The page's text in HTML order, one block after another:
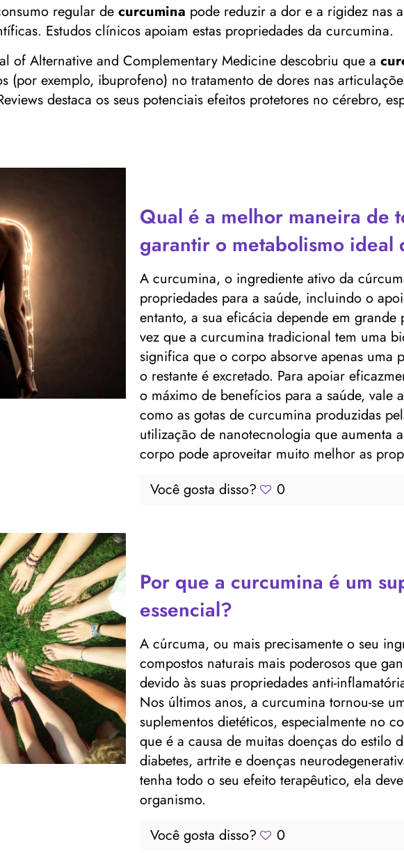
regular decurcumina pode reduzir a dor e a rigidez nas
Estudos clínicos apoiam estas propriedades da curcumina.
of Alternative and Complementary Medicine descobriu que a
(por exemplo, ibuprofeno) no tratamento de dores nas
destaca os seus potenciais efeitos protetores no cérebro,
Qual é a melhor maneira de
garantir o metabolismo ideal
A curcumina, o ingrediente ativo da
propriedades para a saúde, incluindo o
entanto, a sua eficácia depende em
vez que a curcumina tradicional tem uma
significa que o corpo absorve apenas uma
o restante é excretado. Para apoiar
o máximo de benefícios para a saúde, vale
como as gotas de curcumina produzidas
utilização de nanotecnologia que aumenta
corpo pode aproveitar muito melhor as
Você gosta disso?
0
Por que a curcumina é um
essencial?
A cúrcuma, ou mais precisamente o seu
compostos naturais mais poderosos que
devido às suas propriedades anti-
Nos últimos anos, a curcumina tornou-se
suplementos dietéticos, especialmente no
que é a causa de muitas doenças do estilo
diabetes, artrite e doenças
tenha todo o seu efeito terapêutico, ela
organismo.
Você gosta disso?
0